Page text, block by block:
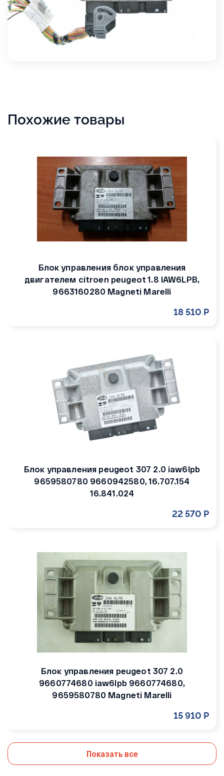
Похожие товары
Блок управления блок управления
двигателем citroen peugeot 1.8 IAW6LPB,
9663160280 Magneti Marelli
18 510 Р
Блок управления peugeot 307 2.0 iaw6lpb
9659580780 9660942580, 16.707.154
16.841.024
22 570 Р
Блок управления peugeot 307 2.0
9660774680 iaw6lpb 9660774680,
9659580780 Magneti Marelli
15 910 Р
Показать все